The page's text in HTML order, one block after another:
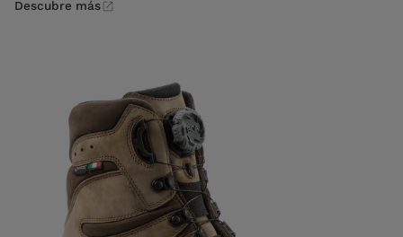
Descubre más